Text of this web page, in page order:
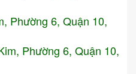
Phường 6, Quận 10,
Phường 6, Quận 10,